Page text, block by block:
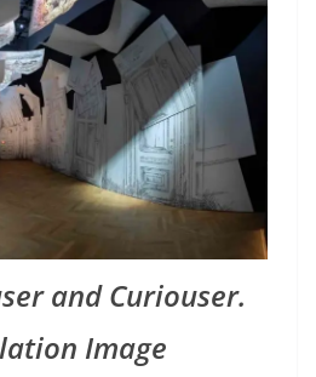
and Curiouser.
Image